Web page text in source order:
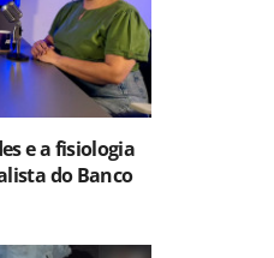
e a fisiologia
do Banco